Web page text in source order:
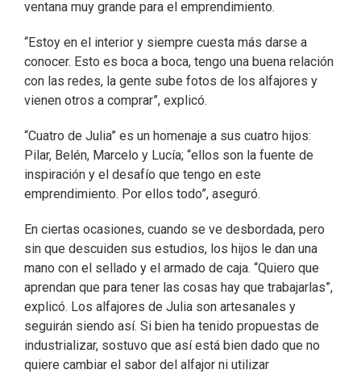
ventana muy grande para el emprendimiento.
“Estoy en el interior y siempre cuesta más darse a
conocer. Esto es boca a boca, tengo una buena relación
con las redes, la gente sube fotos de los alfajores y
vienen otros a comprar”, explicó.
“Cuatro de Julia” es un homenaje a sus cuatro hijos:
Pilar, Belén, Marcelo y Lucía; “ellos son la fuente de
inspiración y el desafío que tengo en este
emprendimiento. Por ellos todo”, aseguró.
En ciertas ocasiones, cuando se ve desbordada, pero
sin que descuiden sus estudios, los hijos le dan una
mano con el sellado y el armado de caja. “Quiero que
aprendan que para tener las cosas hay que trabajarlas”,
explicó. Los alfajores de Julia son artesanales y
seguirán siendo así. Si bien ha tenido propuestas de
industrializar, sostuvo que así está bien dado que no
quiere cambiar el sabor del alfajor ni utilizar